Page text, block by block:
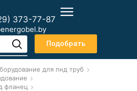
373-77-87
Подобрать
для пнд труб
фланец